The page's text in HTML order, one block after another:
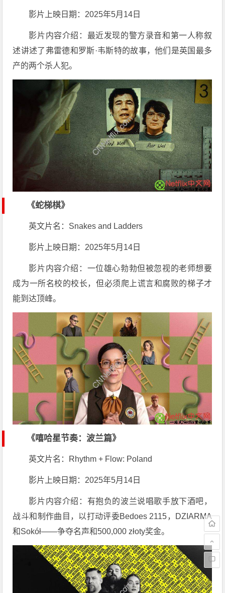
影片上映日期：2025年5月14日
影片内容介绍：最近发现的警方录音和第一人称叙
述讲述了弗雷德和罗斯·韦斯特的故事，他们是英国最多
产的两个杀人犯。
《蛇梯棋》
英文片名：Snakes and Ladders
影片上映日期：2025年5月14日
影片内容介绍：一位雄心勃勃但被忽视的老师想要
成为一所名校的校长，但必须爬上谎言和腐败的梯子才
能到达顶峰。
《嘻哈星节奏：波兰篇》
英文片名：Rhythm + Flow: Poland
影片上映日期：2025年5月14日
影片内容介绍：有抱负的波兰说唱歌手放下酒吧，
战斗和制作曲目，以打动评委Bedoes 2115，DZIARMA
和Sokół——争夺名声和500,000 złoty奖金。